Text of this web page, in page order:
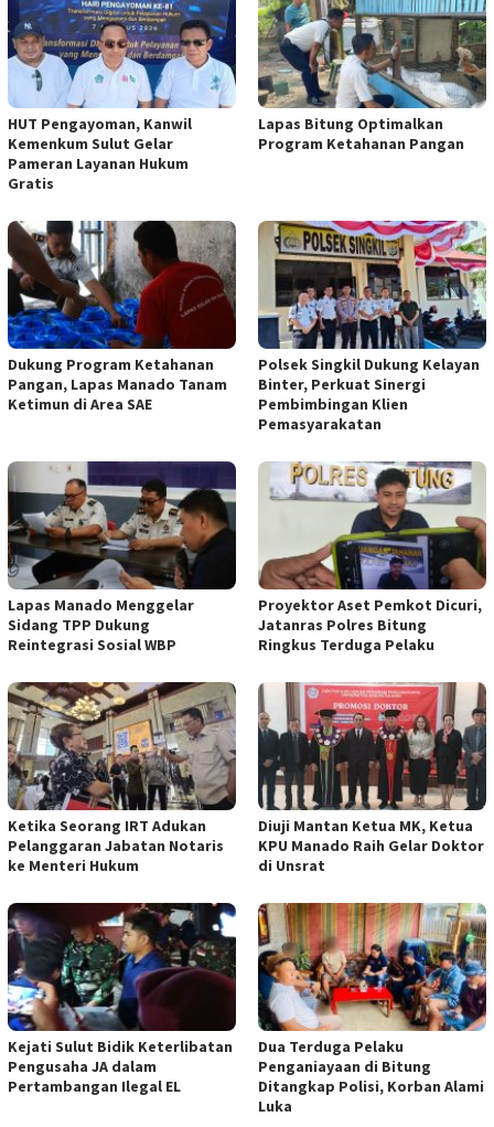
HUT Pengayoman, Kanwil
Kemenkum Sulut Gelar
Pameran Layanan Hukum
Gratis
Lapas Bitung Optimalkan
Program Ketahanan Pangan
Dukung Program Ketahanan
Pangan, Lapas Manado Tanam
Ketimun di Area SAE
Polsek Singkil Dukung Kelayan
Binter, Perkuat Sinergi
Pembimbingan Klien
Pemasyarakatan
Lapas Manado Menggelar
Sidang TPP Dukung
Reintegrasi Sosial WBP
Proyektor Aset Pemkot Dicuri,
Jatanras Polres Bitung
Ringkus Terduga Pelaku
Ketika Seorang IRT Adukan
Pelanggaran Jabatan Notaris
ke Menteri Hukum
Diuji Mantan Ketua MK, Ketua
KPU Manado Raih Gelar Doktor
di Unsrat
Kejati Sulut Bidik Keterlibatan
Pengusaha JA dalam
Pertambangan Ilegal EL
Dua Terduga Pelaku
Penganiayaan di Bitung
Ditangkap Polisi, Korban Alami
Luka